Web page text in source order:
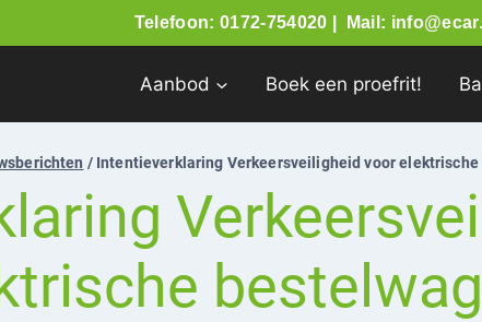
Telefoon: 0172-754020 | Mail:
Aanbod Boek een proefrit!
/ Intentieverklaring Verkeersveiligheid voor